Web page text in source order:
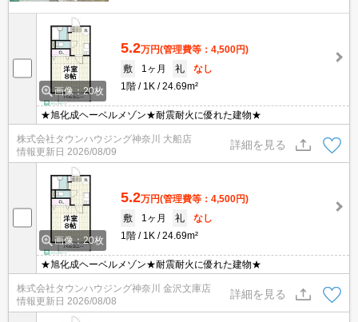
画像：20枚
5.2万円(管理費等：4,500円)
敷
1ヶ月 礼
なし
1階
1K 24.69m²
★旭化成ヘーベルメゾン★耐震耐火に優れた建物★
株式会社タウンハウジング神奈川 大船店
情報更新日 2026/08/09
詳細を見る
画像：20枚
5.2万円(管理費等：4,500円)
敷
1ヶ月 礼
なし
1階
1K 24.69m²
★旭化成ヘーベルメゾン★耐震耐火に優れた建物★
株式会社タウンハウジング神奈川 金沢文庫店
情報更新日 2026/08/08
詳細を見る